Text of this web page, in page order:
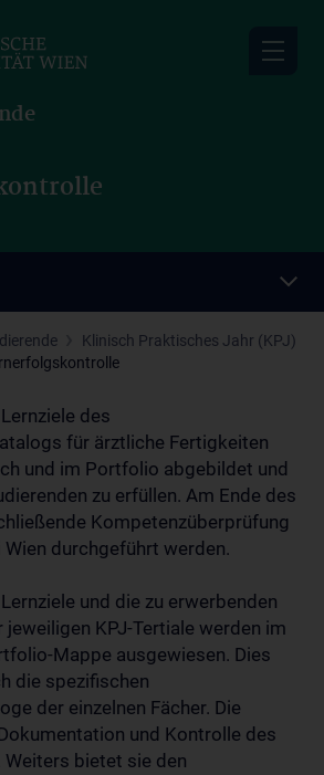
Klinisch Praktisches Jahr (KPJ)
des
für ärztliche Fertigkeiten
und im Portfolio abgebildet und
zu erfüllen. Am Ende des
Kompetenzüberprüfung
durchgeführt werden.
und die zu erwerbenden
jeweiligen KPJ-Tertiale werden im
Mappe ausgewiesen. Dies
die spezifischen
der einzelnen Fächer. Die
und Kontrolle des
bietet sie den